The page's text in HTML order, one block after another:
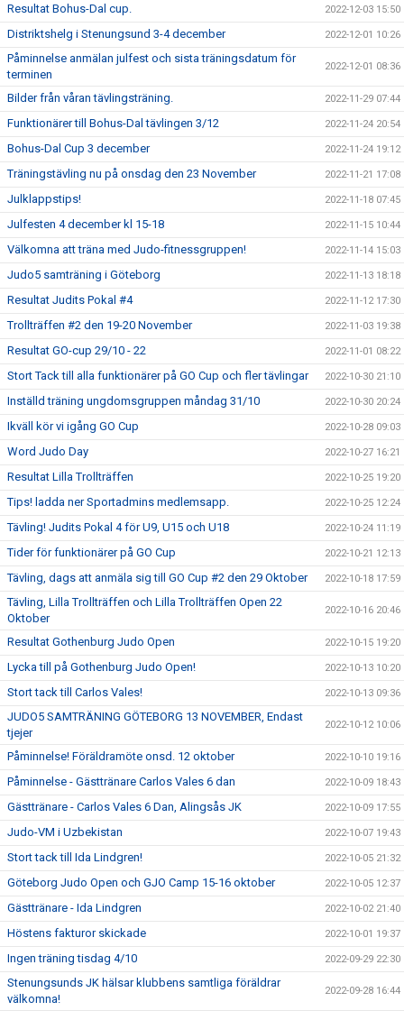
Resultat Bohus-Dal cup. 2022-12-03 15:50
Distriktshelg i Stenungsund 3-4 december 2022-12-01 10:26
Påminnelse anmälan julfest och sista träningsdatum för
terminen
2022-12-01 08:36
Bilder från våran tävlingsträning. 2022-11-29 07:44
Funktionärer till Bohus-Dal tävlingen 3/12 2022-11-24 20:54
Bohus-Dal Cup 3 december 2022-11-24 19:12
Träningstävling nu på onsdag den 23 November 2022-11-21 17:08
Julklappstips! 2022-11-18 07:45
Julfesten 4 december kl 15-18 2022-11-15 10:44
Välkomna att träna med Judo-fitnessgruppen! 2022-11-14 15:03
Judo5 samträning i Göteborg 2022-11-13 18:18
Resultat Judits Pokal #4 2022-11-12 17:30
Trollträffen #2 den 19-20 November 2022-11-03 19:38
Resultat GO-cup 29/10 - 22 2022-11-01 08:22
Stort Tack till alla funktionärer på GO Cup och fler tävlingar 2022-10-30 21:10
Inställd träning ungdomsgruppen måndag 31/10 2022-10-30 20:24
Ikväll kör vi igång GO Cup 2022-10-28 09:03
Word Judo Day 2022-10-27 16:21
Resultat Lilla Trollträffen 2022-10-25 19:20
Tips! ladda ner Sportadmins medlemsapp. 2022-10-25 12:24
Tävling! Judits Pokal 4 för U9, U15 och U18 2022-10-24 11:19
Tider för funktionärer på GO Cup 2022-10-21 12:13
Tävling, dags att anmäla sig till GO Cup #2 den 29 Oktober 2022-10-18 17:59
Tävling, Lilla Trollträffen och Lilla Trollträffen Open 22
Oktober
2022-10-16 20:46
Resultat Gothenburg Judo Open 2022-10-15 19:20
Lycka till på Gothenburg Judo Open! 2022-10-13 10:20
Stort tack till Carlos Vales! 2022-10-13 09:36
JUDO5 SAMTRÄNING GÖTEBORG 13 NOVEMBER, Endast
tjejer
2022-10-12 10:06
Påminnelse! Föräldramöte onsd. 12 oktober 2022-10-10 19:16
Påminnelse - Gästtränare Carlos Vales 6 dan 2022-10-09 18:43
Gästtränare - Carlos Vales 6 Dan, Alingsås JK 2022-10-09 17:55
Judo-VM i Uzbekistan 2022-10-07 19:43
Stort tack till Ida Lindgren! 2022-10-05 21:32
Göteborg Judo Open och GJO Camp 15-16 oktober 2022-10-05 12:37
Gästtränare - Ida Lindgren 2022-10-02 21:40
Höstens fakturor skickade 2022-10-01 19:37
Ingen träning tisdag 4/10 2022-09-29 22:30
Stenungsunds JK hälsar klubbens samtliga föräldrar
välkomna!
2022-09-28 16:44